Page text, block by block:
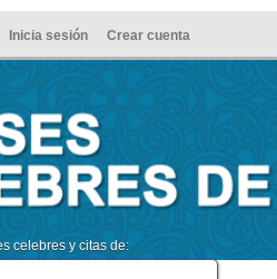
Inicia sesión Crear cuenta
celebres y citas de: